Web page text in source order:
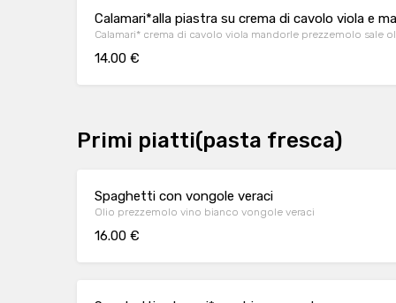
Calamari*alla piastra su crema di cavolo viola e
Calamari* crema di cavolo viola mandorle prezzemolo sale
14.00 €
Primi piatti(pasta fresca)
Spaghetti con vongole veraci
Olio prezzemolo vino bianco vongole veraci
16.00 €